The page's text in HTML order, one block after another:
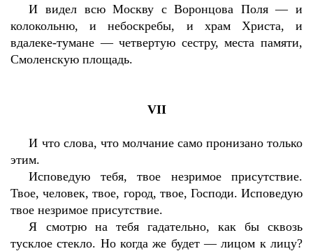
И видел всю Москву с Воронцова Поля — и
колокольню, и небоскребы, и храм Христа, и
вдалеке-тумане — четвертую сестру, места памяти,
Смоленскую площадь.
VII
И что слова, что молчание само пронизано только
этим.
Исповедую тебя, твое незримое присутствие.
Твое, человек, твое, город, твое, Господи. Исповедую
твое незримое присутствие.
Я смотрю на тебя гадательно, как бы сквозь
тусклое стекло. Но когда же будет — лицом к лицу?